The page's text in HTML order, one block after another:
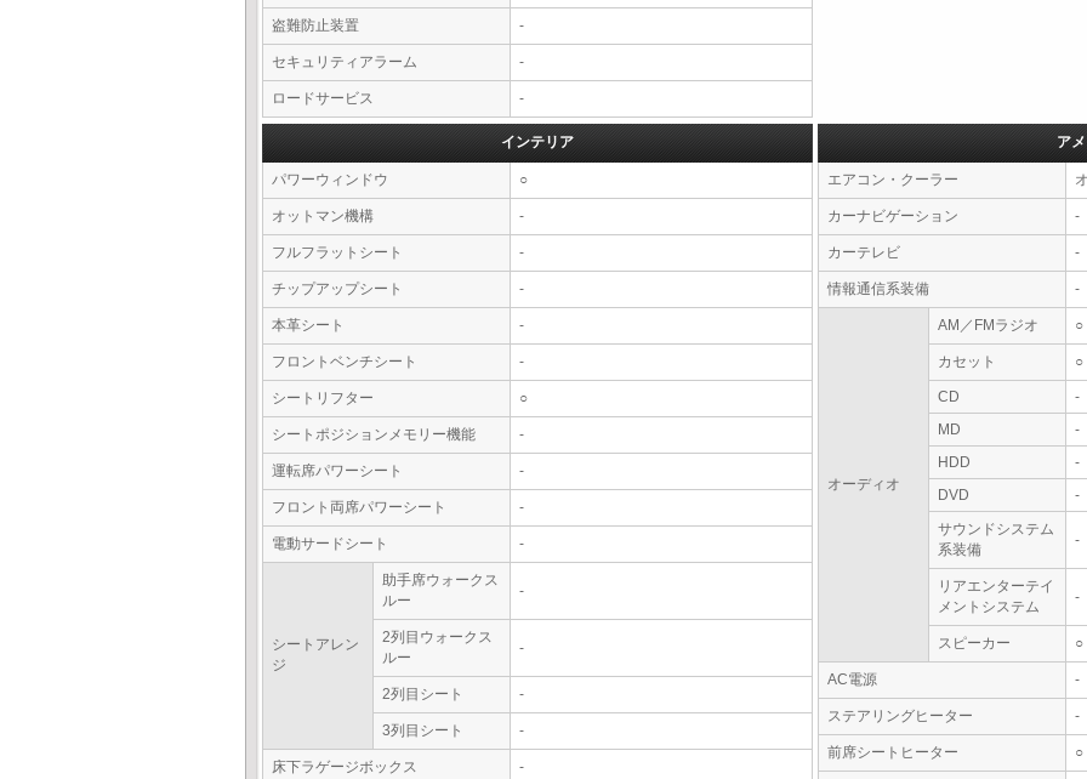
盗難防止装置 -
セキュリティアラーム -
ロードサービス -
インテリア
パワーウィンドウ ○
オットマン機構 -
フルフラットシート -
チップアップシート -
本革シート -
フロントベンチシート -
シートリフター ○
シートポジションメモリー機能 -
運転席パワーシート -
フロント両席パワーシート -
電動サードシート -
シートアレン
ジ
助手席ウォークス
ルー
-
2列目ウォークス
ルー
-
2列目シート -
3列目シート -
床下ラゲージボックス -
ア
エアコン・クーラー
カーナビゲーション -
カーテレビ -
情報通信系装備 -
オーディオ
AM／FMラジオ ○
カセット ○
CD
-
MD
-
HDD
-
DVD
-
サウンドシステム
系装備
-
リアエンターテイ
メントシステム
-
スピーカー ○
AC電源 -
ステアリングヒーター -
前席シートヒーター ○